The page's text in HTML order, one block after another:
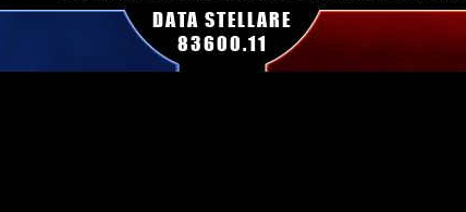
Bruce prese il tricorder medico e scansionò il Trill.
"Perché mi sta nuovamente analizzando? Non mi ha detto
"Considerando che c'è ben poco di cui essere allegri,
DATA STELLARE
83600.11